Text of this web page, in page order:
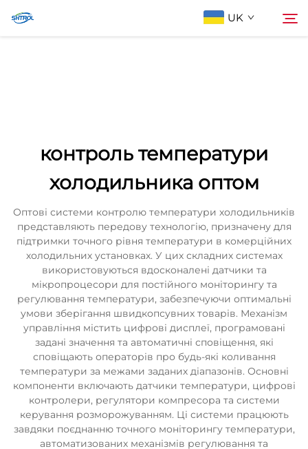
UK
Зв'яжіться з нами
контроль температури
холодильника оптом
Оптові системи контролю температури холодильників
представляють передову технологію, призначену для
підтримки точного рівня температури в комерційних
холодильних установках. У цих складних системах
використовуються вдосконалені датчики та
мікропроцесори для постійного моніторингу та
регулювання температури, забезпечуючи оптимальні
умови зберігання швидкопсувних товарів. Механізм
управління містить цифрові дисплеї, програмовані
задані значення та автоматичні сповіщення, які
сповіщають операторів про будь-які коливання
температури за межами заданих діапазонів. Основні
компоненти включають датчики температури, цифрові
контролери, регулятори компресора та системи
керування розморожуванням. Ці системи працюють
завдяки поєднанню точного моніторингу температури,
автоматизованих механізмів регулювання та